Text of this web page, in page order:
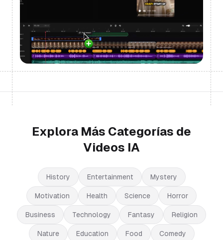
Explora Más Categorías de
Videos IA
History Entertainment Mystery
Motivation Health Science Horror
Business Technology Fantasy Religion
Nature Education Food Comedy